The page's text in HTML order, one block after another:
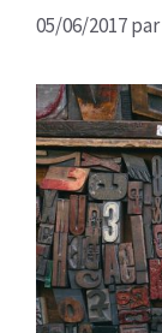
05/06/2017par